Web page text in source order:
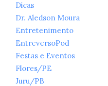
Dicas
Dr. Aledson Moura
Entretenimento
EntreversoPod
Festas e Eventos
Flores/PE
Juru/PB